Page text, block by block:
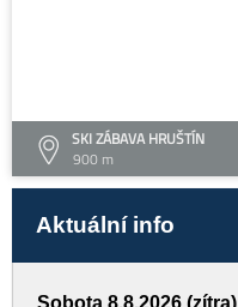
SKI ZÁBAVA HRUŠTÍN
900 m
Aktuální info
Sobota 8.8.2026 (zítra)